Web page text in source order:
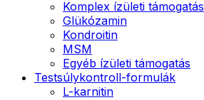
Komplex ízületi támogatás
Glükózamin
Kondroitin
MSM
Egyéb ízületi támogatás
Testsúlykontroll-formulák
L-karnitin